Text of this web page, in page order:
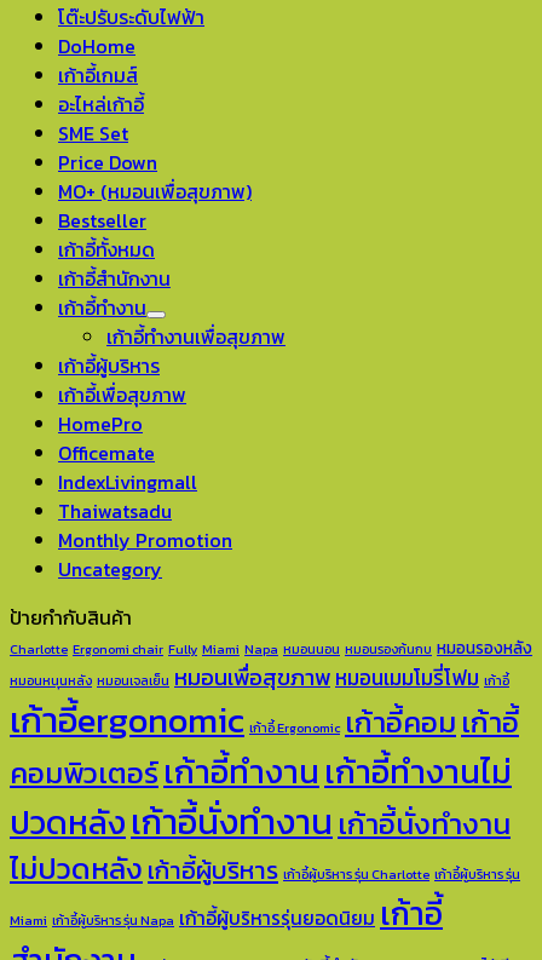
โต๊ะปรับระดับไฟฟ้า
DoHome
เก้าอี้เกมส์
อะไหล่เก้าอี้
SME Set
Price Down
MO+ (หมอนเพื่อสุขภาพ)
Bestseller
เก้าอี้ทั้งหมด
เก้าอี้สำนักงาน
เก้าอี้ทำงาน
เก้าอี้ทำงานเพื่อสุขภาพ
เก้าอี้ผู้บริหาร
เก้าอี้เพื่อสุขภาพ
HomePro
Officemate
IndexLivingmall
Thaiwatsadu
Monthly Promotion
Uncategory
ป้ายกำกับสินค้า
Charlotte Ergonomi chair Fully Miami Napa หมอนนอน หมอนรองก้นกบ หมอนรองหลัง
หมอนหนุนหลัง หมอนเจลเย็น หมอนเพื่อสุขภาพหมอนเมมโมรี่โฟม เก้าอี้
เก้าอี้ergonomic เก้าอี้ Ergonomic เก้าอี้คอม เก้าอี้
คอมพิวเตอร์เก้าอี้ทำงานเก้าอี้ทำงานไม่
ปวดหลังเก้าอี้นั่งทำงาน เก้าอี้นั่งทำงาน
ไม่ปวดหลังเก้าอี้ผู้บริหาร เก้าอี้ผู้บริหาร รุ่น Charlotte เก้าอี้ผู้บริหาร รุ่น
Miami เก้าอี้ผู้บริหาร รุ่น Napa เก้าอี้ผู้บริหารรุ่นยอดนิยม เก้าอี้